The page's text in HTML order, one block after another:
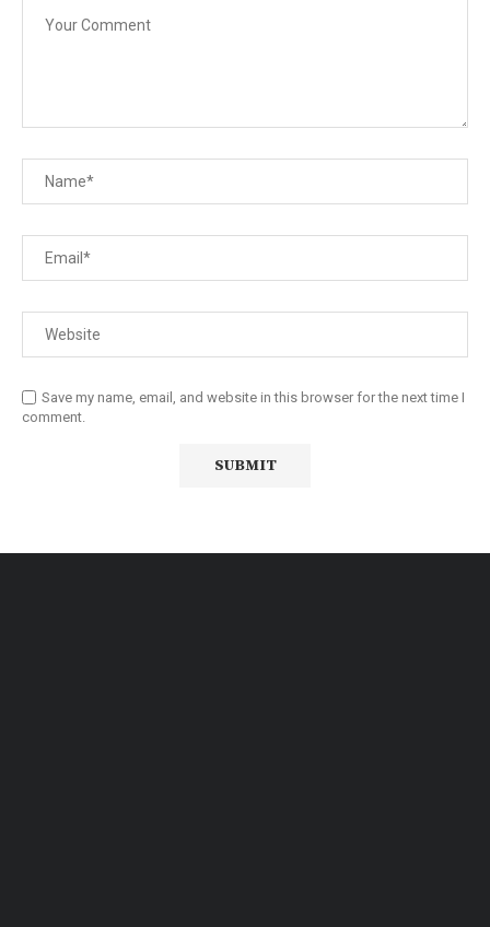
Save my name, email, and website in this browser for the next time I
comment.